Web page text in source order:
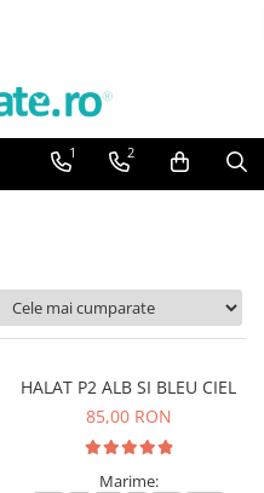
1 2
HALAT P2 ALB SI BLEU CIEL
85,00 RON
Marime: